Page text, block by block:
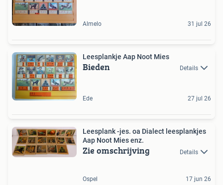
Almelo 31 jul 26
Leesplankje Aap Noot Mies
Bieden Details
Ede 27 jul 26
Leesplank -jes. oa Dialect leesplankjes
Aap Noot Mies enz.
Zie omschrijving Details
Ospel 17 jun 26